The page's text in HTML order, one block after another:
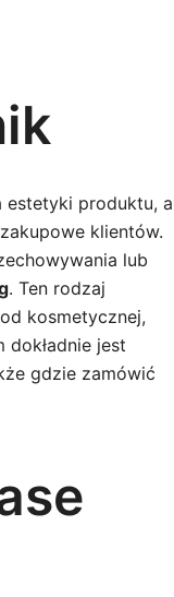
estetyki produktu,
klientów.
lub
. Ten rodzaj
kosmetycznej,
jest
gdzie zamówić